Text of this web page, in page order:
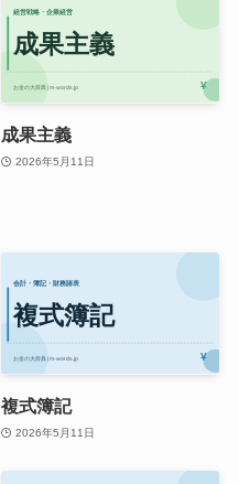
成果主義
2026年5月11日
複式簿記
2026年5月11日